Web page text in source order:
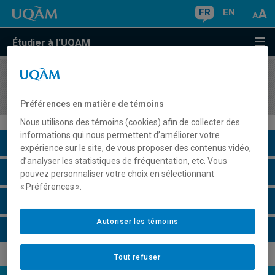
FR EN
Étudier à l'UQAM
COURS//
Description du cours
Horaire - Été 2026
Préférences en matière de témoins
Nous utilisons des témoins (cookies) afin de collecter des
informations qui nous permettent d’améliorer votre
expérience sur le site, de vous proposer des contenus vidéo,
d’analyser les statistiques de fréquentation, etc. Vous
pouvez personnaliser votre choix en sélectionnant
« Préférences ».
Tout refuser
Autoriser les témoins